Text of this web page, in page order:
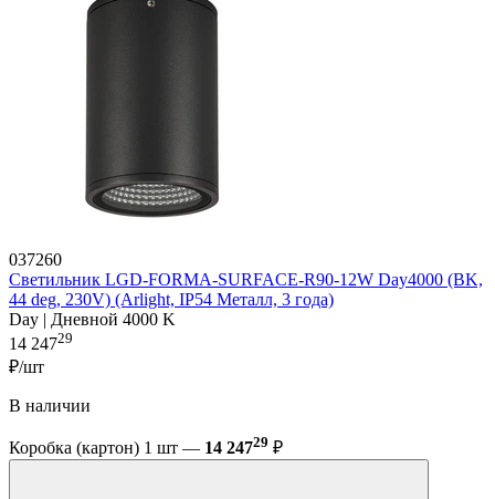
037260
Светильник LGD-FORMA-SURFACE-R90-12W Day4000 (BK,
44 deg, 230V) (Arlight, IP54 Металл, 3 года)
Day | Дневной 4000 K
14 24729
₽/шт
В наличии
Коробка (картон) 1 шт — 14 24729 ₽